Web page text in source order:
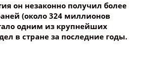
он незаконно получил более
(около 324 миллионов
одним из крупнейших
в стране за последние годы.